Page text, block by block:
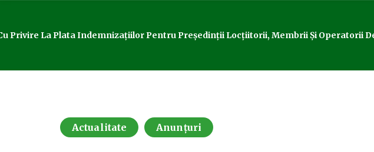
Privire La Plata Indemnizațiilor Pentru Președinții Locțiitorii, Membrii Și Operatorii
Actualitate Anunțuri